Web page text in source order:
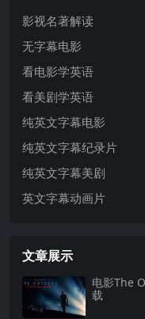
影视名著解读
无字幕电影
看电影学英语
看美剧学英语
纯英文字幕电影
纯英文字幕纪录片
纯英文字幕美剧
英文字幕动画片
文章展示
电影The
载